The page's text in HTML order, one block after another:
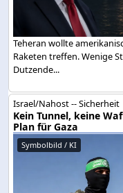
Teheran wollte
Raketen treffen. Wenige
Dutzende...
Israel/Nahost -- Sicherheit
Kein Tunnel, keine
Plan für Gaza
Symbolbild / KI